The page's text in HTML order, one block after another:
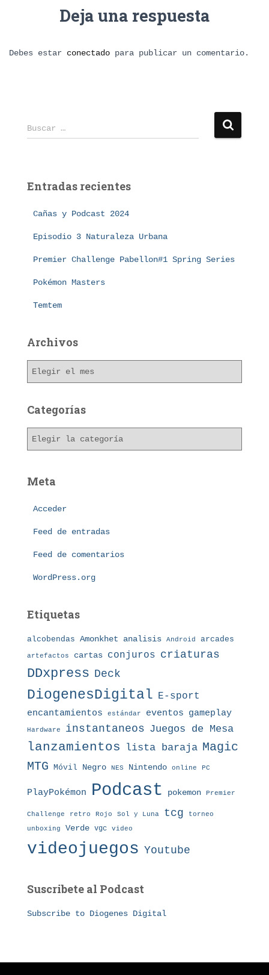
Deja una respuesta
Debes estar conectado para publicar un comentario.
B
u
r
Buscar …
Entradas recientes
Cañas y Podcast 2024
Episodio 3 Naturaleza Urbana
Premier Challenge Pabellon#1 Spring Series
Pokémon Masters
Temtem
Archivos
h
Categorías
g
Meta
Acceder
Feed de entradas
Feed de comentarios
WordPress.org
Etiquetas
alcobendas Amonkhet analisis Android arcades
artefactos cartas conjuros criaturas
DDxpress Deck
DiogenesDigital E-sport
encantamientos estándar eventos gameplay
Hardware instantaneos Juegos de Mesa
lanzamientos lista baraja Magic
MTG Móvil Negro NES Nintendo online PC
PlayPokémon Podcast pokemon Premier
Challenge retro Rojo Sol y Luna tcg torneo
unboxing Verde vgc video
videojuegos Youtube
Suscribete al Podcast
Subscribe to Diogenes Digital